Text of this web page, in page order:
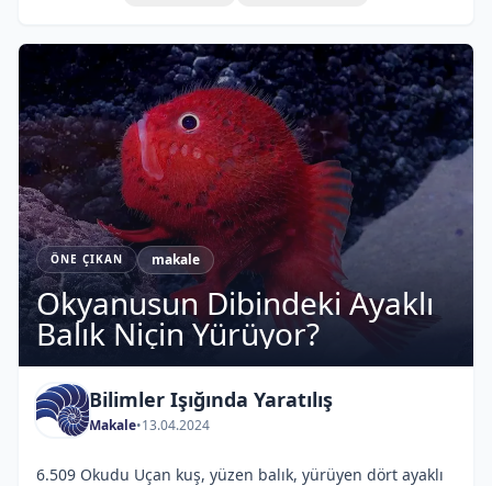
ÖNE ÇIKAN makale
Okyanusun Dibindeki Ayaklı
Balık Niçin Yürüyor?
Bilimler Işığında Yaratılış
Makale•13.04.2024
6.509 Okudu Uçan kuş, yüzen balık, yürüyen dört ayaklı